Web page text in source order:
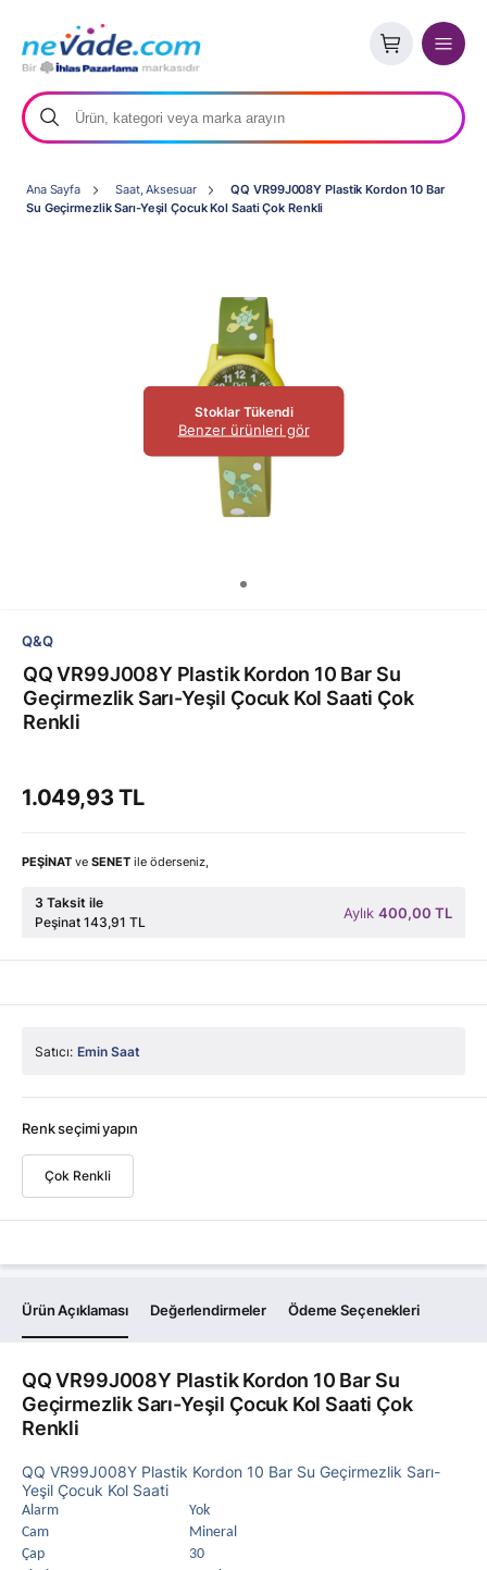
Ana Sayfa Saat, Aksesuar
QQ VR99J008Y Plastik Kordon 10 Bar
Su Geçirmezlik Sarı-Yeşil Çocuk Kol Saati Çok Renkli
Stoklar Tükendi
Benzer ürünleri gör
Q&Q
QQ VR99J008Y Plastik Kordon 10 Bar Su
Geçirmezlik Sarı-Yeşil Çocuk Kol Saati Çok
Renkli
1.049,93 TL
PEŞİNAT ve SENET ile öderseniz,
3 Taksit ile
Peşinat 143,91 TL
Aylık 400,00 TL
Satıcı: Emin Saat
Renk seçimi yapın
Çok Renkli
Ürün Açıklaması Değerlendirmeler Ödeme Seçenekleri
QQ VR99J008Y Plastik Kordon 10 Bar Su
Geçirmezlik Sarı-Yeşil Çocuk Kol Saati Çok
Renkli
QQ VR99J008Y Plastik Kordon 10 Bar Su Geçirmezlik Sarı-
Yeşil Çocuk Kol Saati
Alarm
Yok
Cam
Mineral
Çap
30